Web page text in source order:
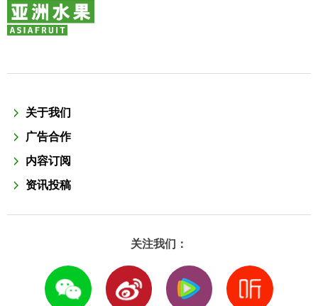
关于我们
广告合作
内容订阅
资讯投稿
关注我们：